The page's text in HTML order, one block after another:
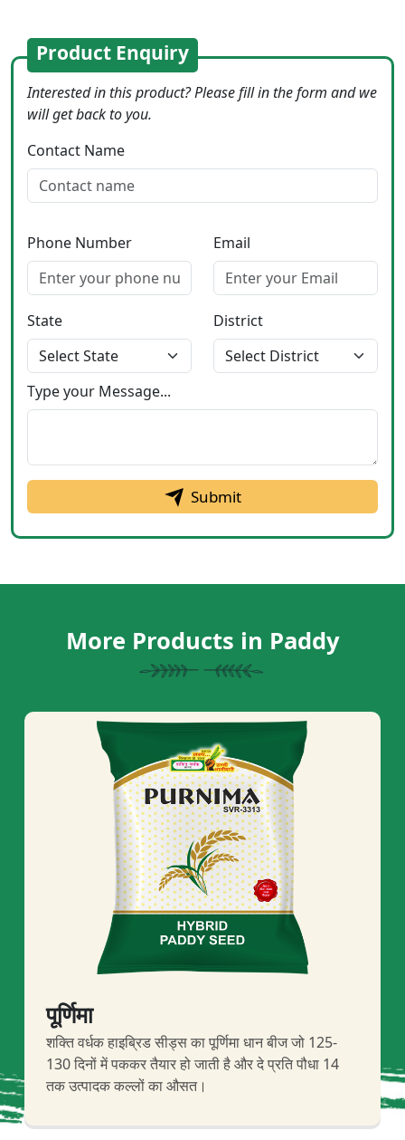
Product Enquiry
Interested in this product? Please fill in the form and we
will get back to you.
Contact Name
Phone Number Email
State District
Type your Message...
Submit
More Products in Paddy
पूर्णिमा
शक्ति वर्धक हाइब्रिड सीड्स का पूर्णिमा धान बीज जो 125-
130 दिनों में पककर तैयार हो जाती है और दे प्रति पौधा 14
तक उत्पादक कल्लों का औसत।